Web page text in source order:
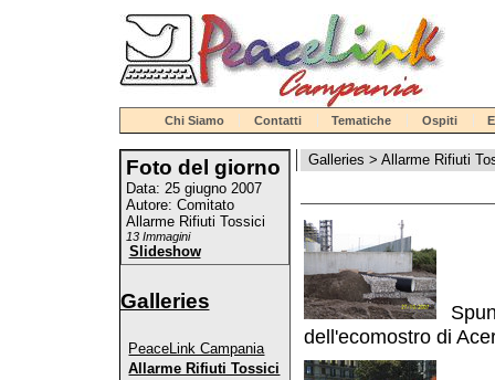
Chi Siamo Contatti Tematiche Ospiti
Foto del giorno
Data: 25 giugno 2007
Autore: Comitato
Allarme Rifiuti Tossici
13 Immagini
Slideshow
Galleries
PeaceLink Campania
Allarme Rifiuti Tossici
Galleries > Allarme Rifiuti
dell'ecomostro di